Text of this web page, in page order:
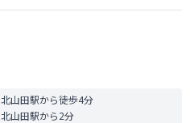
北山田駅から徒歩4分
北山田駅から2分